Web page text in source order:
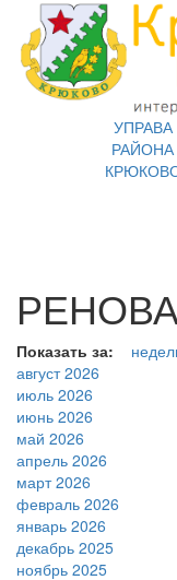
УПРАВА
РАЙОНА
Показать за:
август 2026
июль 2026
июнь 2026
май 2026
апрель 2026
март 2026
февраль 2026
январь 2026
декабрь 2025
ноябрь 2025